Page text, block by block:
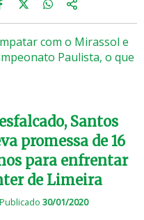
com o Mirassol e
Paulista, o que
Santos
promessa de 16
para enfrentar
de Limeira
30/01/2020